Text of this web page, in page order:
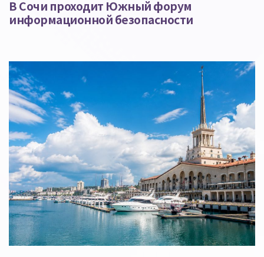
В Сочи проходит Южный форум
информационной безопасности